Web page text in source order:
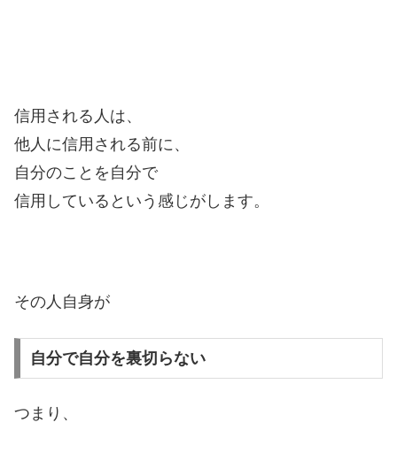
信用される人は、
他人に信用される前に、
自分のことを自分で
信用しているという感じがします。
その人自身が
自分で自分を裏切らない
つまり、